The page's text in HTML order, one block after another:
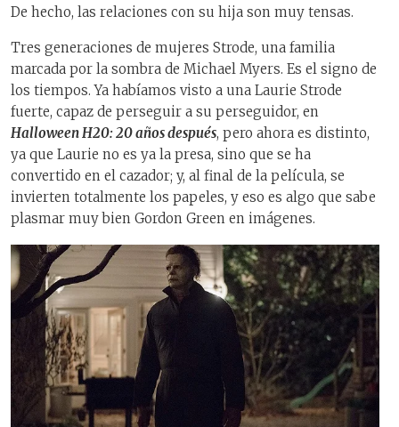
De hecho, las relaciones con su hija son muy tensas.
Tres generaciones de mujeres Strode, una familia
marcada por la sombra de Michael Myers. Es el signo de
los tiempos. Ya habíamos visto a una Laurie Strode
fuerte, capaz de perseguir a su perseguidor, en
Halloween H20: 20 años después, pero ahora es distinto,
ya que Laurie no es ya la presa, sino que se ha
convertido en el cazador; y, al final de la película, se
invierten totalmente los papeles, y eso es algo que sabe
plasmar muy bien Gordon Green en imágenes.